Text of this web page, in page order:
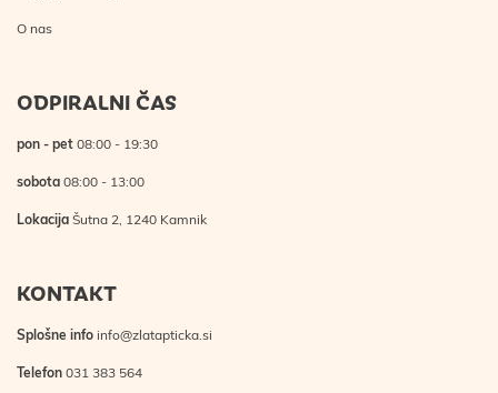
O nas
ODPIRALNI ČAS
pon - pet 08:00 - 19:30
sobota 08:00 - 13:00
Lokacija Šutna 2, 1240 Kamnik
KONTAKT
Splošne info info@zlatapticka.si
Telefon 031 383 564